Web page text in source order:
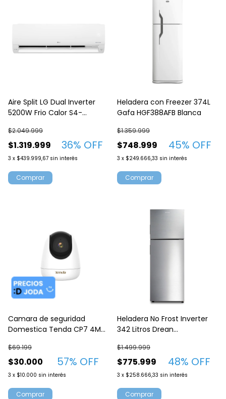
Aire Split LG Dual Inverter
5200W Frio Calor S4-
$1.319.999
$2.049.999
36% OFF
3 x $439.999,67 sin interés
Comprar
Heladera con Freezer 374L
Gafa HGF388AFB Blanca
$748.999
$1.359.999
45% OFF
3 x $249.666,33 sin interés
Camara de seguridad
Domestica Tenda CP7 4MP
$30.000
$69.199
57% OFF
3 x $10.000 sin interés
Heladera No Frost Inverter
342 Litros Drean
Inoxidable
$775.999
$1.499.999
48% OFF
3 x $258.666,33 sin interés
Comprar